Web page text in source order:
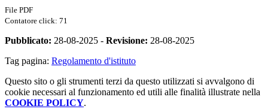
File PDF
Contatore click: 71
Pubblicato: 28-08-2025 - Revisione: 28-08-2025
Tag pagina: Regolamento d'istituto
Questo sito o gli strumenti terzi da questo utilizzati si avvalgono di
cookie necessari al funzionamento ed utili alle finalità illustrate nella
COOKIE POLICY.